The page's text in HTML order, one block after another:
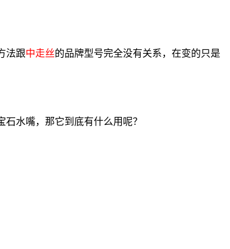
法跟中走丝的品牌型号完全没有关系，在变的只是
石水嘴，那它到底有什么用呢？